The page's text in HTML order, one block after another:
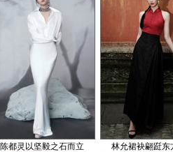
陈都灵以坚毅之石而立 林允裙袂翩跹东